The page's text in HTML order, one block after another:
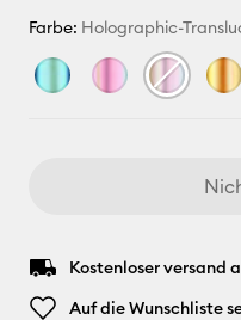
Farbe: Holographic-
Kostenloser versand
Auf die Wunschliste